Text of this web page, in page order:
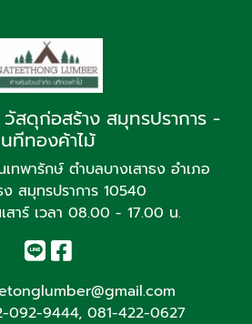
สดุก่อสร้าง สมุทรปราการ -
นทีทองค้าไม้
พารักษ์ ตำบลบางเสาธง อำเภอ
ง สมุทรปราการ 10540
สาร์ เวลา 08.00 - 17.00 น.
092-9444, 081-422-0627